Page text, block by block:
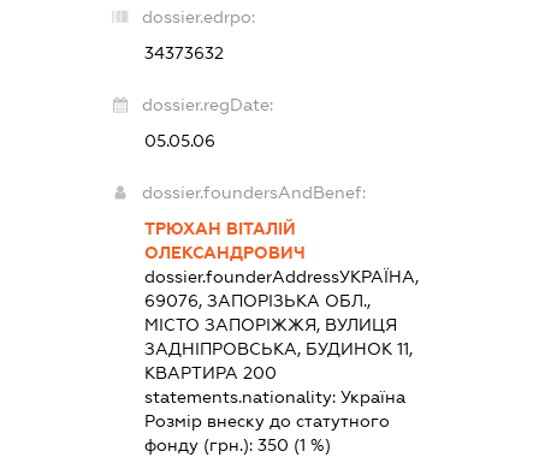
dossier.edrpo:
34373632
dossier.regDate:
05.05.06
dossier.foundersAndBenef:
ТРЮХАН ВІТАЛІЙ
ОЛЕКСАНДРОВИЧ
dossier.founderAddressУКРАЇНА,
69076, ЗАПОРІЗЬКА ОБЛ.,
МІСТО ЗАПОРІЖЖЯ, ВУЛИЦЯ
ЗАДНІПРОВСЬКА, БУДИНОК 11,
КВАРТИРА 200
statements.nationality:Україна
Розмір внеску до статутного
фонду (грн.):350 (1 %)